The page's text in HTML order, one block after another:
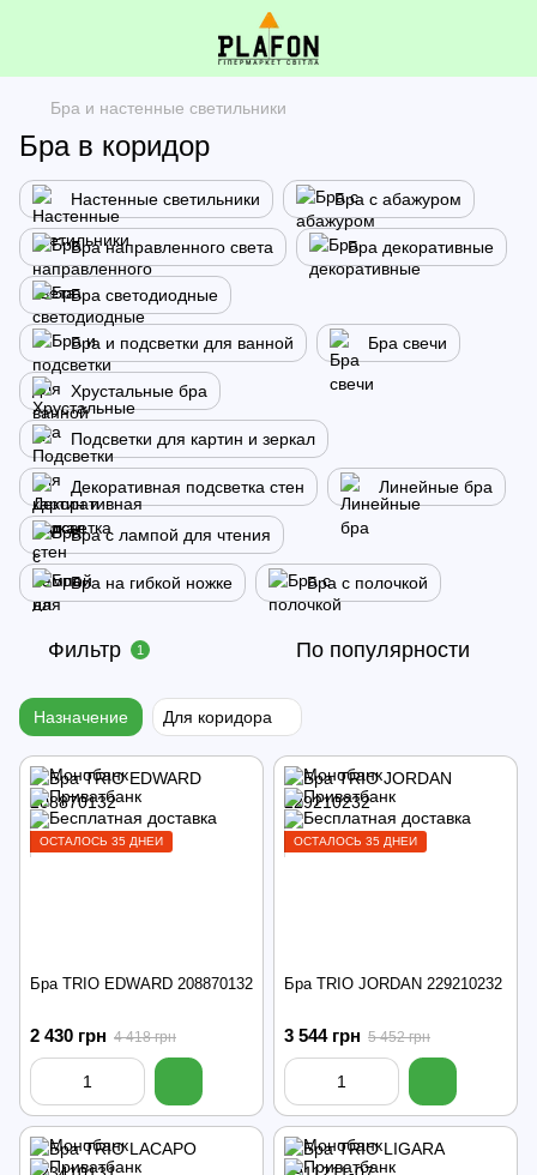
Бра и настенные светильники
Бра в коридор
Настенные светильники Бра с абажуром
Бра направленного света Бра декоративные
Бра светодиодные
Бра и подсветки для ванной Бра свечи
Хрустальные бра
Подсветки для картин и зеркал
Декоративная подсветка стен Линейные бра
Бра с лампой для чтения
Бра на гибкой ножке Бра с полочкой
Фильтр 1 По популярности
Назначение Для коридора
ОСТАЛОСЬ 35 ДНЕЙ
Бра TRIO EDWARD 208870132
2 430 грн 4 418 грн
ОСТАЛОСЬ 35 ДНЕЙ
Бра TRIO JORDAN 229210232
3 544 грн 5 452 грн